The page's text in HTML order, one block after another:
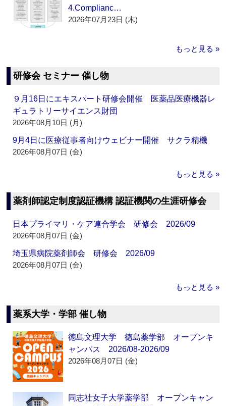
4.Complianc…
2026年07月23日 (木)
もっと見る »
研修会 セミナー 催し物
９月16日にエキスパート研修会開催 医薬品医療機器レ
ギュラトリーサイエンス財団
2026年08月10日 (月)
9月4日に医療従事者向けウェビナー開催 サクラ精機
2026年08月07日 (金)
もっと見る »
薬剤師認定制度認証機構 認証機関の生涯研修会
日本プライマリ・ケア連合学会 研修会 2026/09
2026年08月07日 (金)
埼玉県病院薬剤師会 研修会 2026/09
2026年08月07日 (金)
もっと見る »
薬系大学・学部 催し物
徳島文理大学 徳島薬学部 オープンキ
ャンパス 2026/08-2026/09
2026年08月07日 (金)
同志社女子大学薬学部 オープンキャン